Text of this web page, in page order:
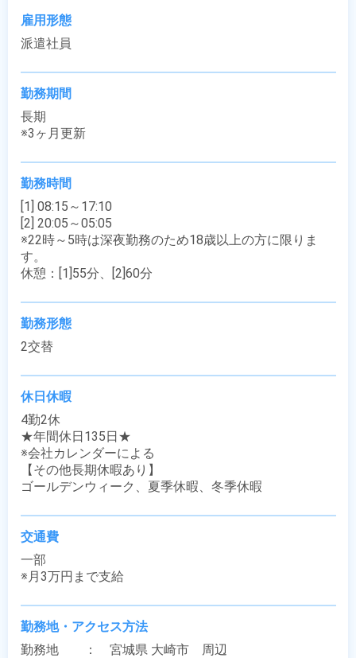
雇用形態
派遣社員
勤務期間
長期
※3ヶ月更新
勤務時間
[1] 08:15～17:10
[2] 20:05～05:05
※22時～5時は深夜勤務のため18歳以上の方に限りま
す。
休憩：[1]55分、[2]60分
勤務形態
2交替
休日休暇
4勤2休
★年間休日135日★
※会社カレンダーによる
【その他長期休暇あり】
ゴールデンウィーク、夏季休暇、冬季休暇
交通費
一部
※月3万円まで支給
勤務地・アクセス方法
勤務地　　：　宮城県 大崎市　周辺